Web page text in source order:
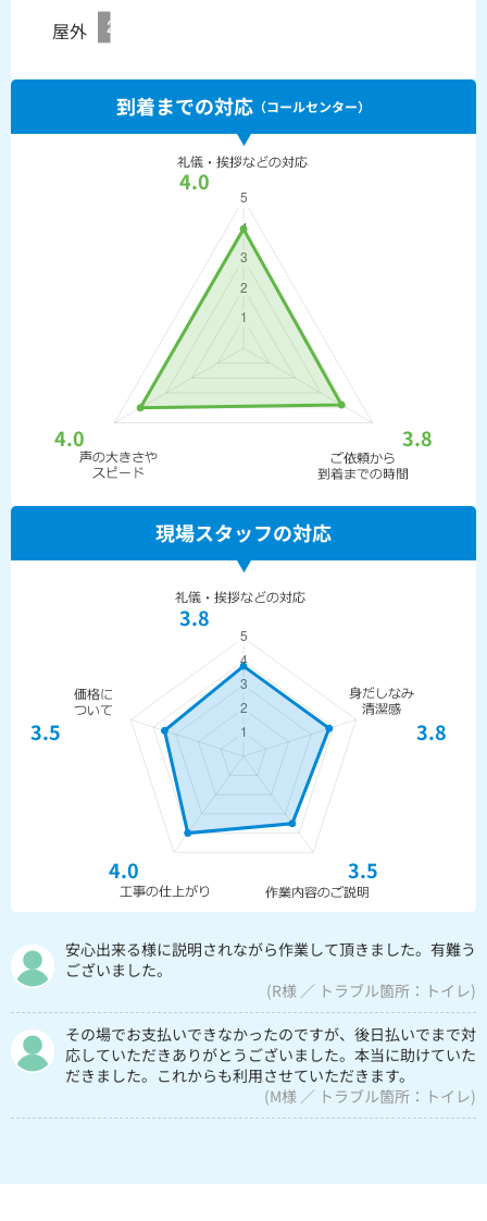
屋外
到着までの対応 （コールセンター）
4.0
4.0 3.8
現場スタッフの対応
3.8
3.8
3.5
4.0
3.5
安心出来る様に説明されながら作業して頂きました。有難う
ございました。
(R様 ／ トラブル箇所：トイレ)
その場でお支払いできなかったのですが、後日払いでまで対
応していただきありがとうございました。本当に助けていた
だきました。これからも利用させていただきます。
(M様 ／ トラブル箇所：トイレ)